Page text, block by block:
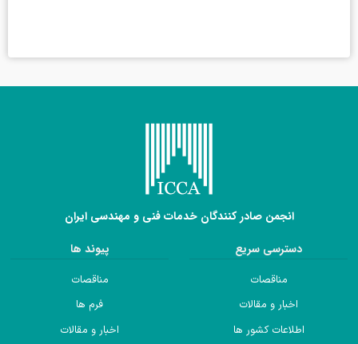
انجمن صادر کنندگان خدمات فنی و مهندسی ایران
دسترسی سریع
مناقصات
اخبار و مقالات
اطلاعات کشور ها
پیوند ها
مناقصات
فرم ها
اخبار و مقالات